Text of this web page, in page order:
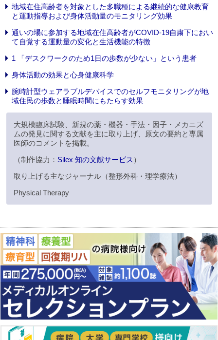
地域在住高齢者を対象とした多職種による継続的な健康教育
と運動指導および身体活動量のモニタリング効果
通いの場に参加する地域在住高齢者がCOVID-19自粛下におい
て自覚する運動量の変化と生活機能の特徴
1 「デスクワークのため1日の歩数が少ない」という患者
身体活動の効果と心身健康科学
腕時計型ウェアラブルデバイスでのセルフモニタリングが地
域住民の歩数と睡眠時間にもたらす効果
大規模臨床試験、新規の薬・機器・手法・因子・メカニズ
ムの発見に関する文献を主に取り上げ、原文の要約と専属
医師のコメントを掲載。
（制作協力： Silex 知の文献サービス ）
取り上げる主なジャーナル（整形外科・理学療法）
Physical Therapy